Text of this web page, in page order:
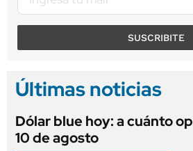
SUSCRIBITE
Últimas noticias
Dólar blue hoy: a cuánto
10 de agosto